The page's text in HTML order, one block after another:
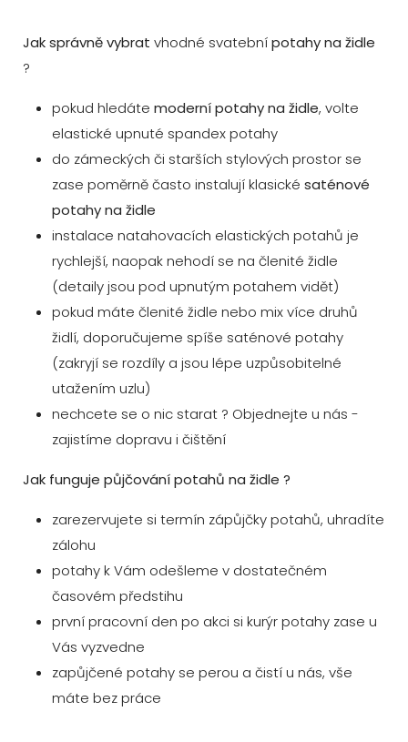
Jak správně vybrat vhodné svatebnípotahy na židle
?
pokud hledáte moderní potahy na židle, volte
elastické upnuté spandex potahy
do zámeckých či starších stylových prostor se
zase poměrně často instalují klasické saténové
potahy na židle
instalace natahovacích elastických potahů je
rychlejší, naopak nehodí se na členité židle
(detaily jsou pod upnutým potahem vidět)
pokud máte členité židle nebo mix více druhů
židlí, doporučujeme spíše saténové potahy
(zakryjí se rozdíly a jsou lépe uzpůsobitelné
utažením uzlu)
nechcete se o nic starat ? Objednejte u nás -
zajistíme dopravu i čištění
Jak funguje půjčování potahů na židle ?
zarezervujete si termín zápůjčky potahů, uhradíte
zálohu
potahy k Vám odešleme v dostatečném
časovém předstihu
první pracovní den po akci si kurýr potahy zase u
Vás vyzvedne
zapůjčené potahy se perou a čistí u nás, vše
máte bez práce